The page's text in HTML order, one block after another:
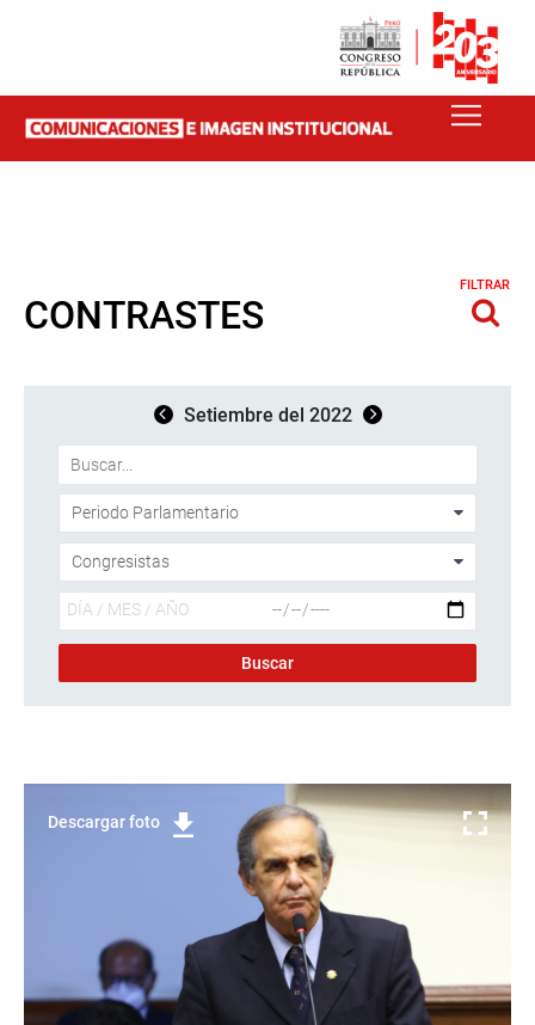
CONTRASTES
FILTRAR
Setiembre del 2022
Descargar foto